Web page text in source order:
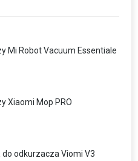
Mi Robot Vacuum Essentiale
Xiaomi Mop PRO
odkurzacza Viomi V3